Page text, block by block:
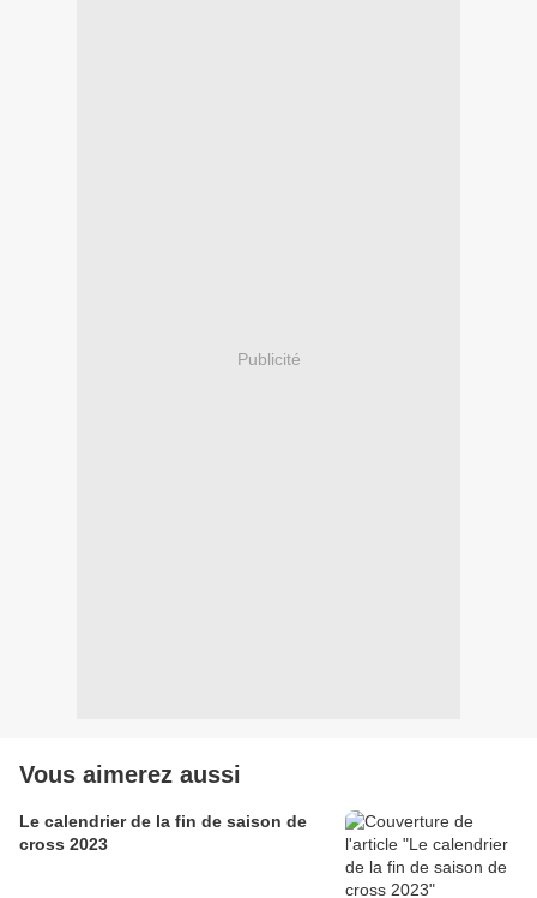
Publicité
Vous aimerez aussi
Le calendrier de la fin de saison de
cross 2023